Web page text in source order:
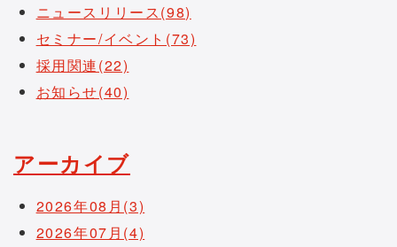
ニュースリリース(98)
セミナー/イベント(73)
採用関連(22)
お知らせ(40)
アーカイブ
2026年08月(3)
2026年07月(4)